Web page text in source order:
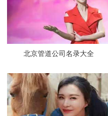
北京管道公司名录大全